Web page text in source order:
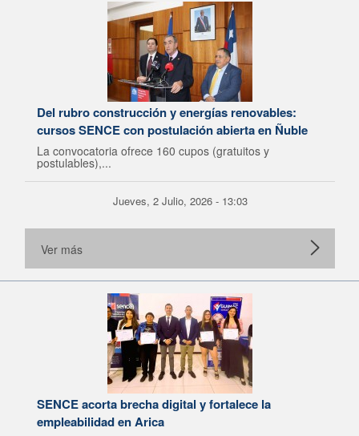
Del rubro construcción y energías renovables:
cursos SENCE con postulación abierta en Ñuble
La convocatoria ofrece 160 cupos (gratuitos y
postulables),...
Jueves, 2 Julio, 2026 - 13:03
Ver más
SENCE acorta brecha digital y fortalece la
empleabilidad en Arica